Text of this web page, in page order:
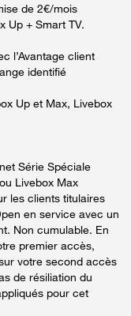
de 2€/mois
Up + Smart TV.
l’Avantage client
identifié
Up et Max, Livebox
Série Spéciale
Livebox Max
les clients titulaires
en service avec un
Non cumulable. En
premier accès,
votre second accès
de résiliation du
pour cet